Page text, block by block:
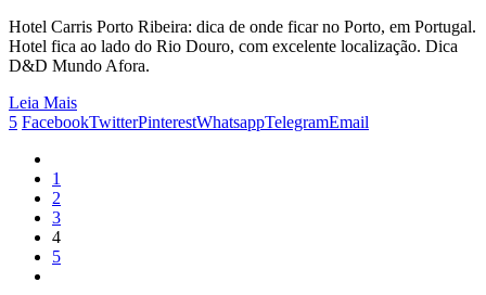
Hotel Carris Porto Ribeira: dica de onde ficar no Porto, em Portugal.
Hotel fica ao lado do Rio Douro, com excelente localização. Dica
D&D Mundo Afora.
Leia Mais
5 FacebookTwitterPinterestWhatsappTelegramEmail
1
2
3
4
5